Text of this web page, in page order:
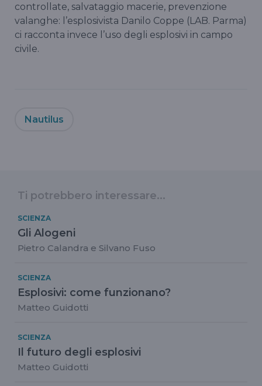
controllate, salvataggio macerie, prevenzione
valanghe: l’esplosivista Danilo Coppe (LAB. Parma)
ci racconta invece l’uso degli esplosivi in campo
civile.
Nautilus
Ti potrebbero interessare...
SCIENZA
Gli Alogeni
Pietro Calandra e Silvano Fuso
SCIENZA
Esplosivi: come funzionano?
Matteo Guidotti
SCIENZA
Il futuro degli esplosivi
Matteo Guidotti